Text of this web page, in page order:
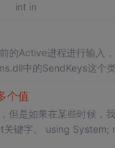
int in
的Active进程进行输入
中的SendKeys这个
个值
，但是如果在某些时候，
n, out double fra